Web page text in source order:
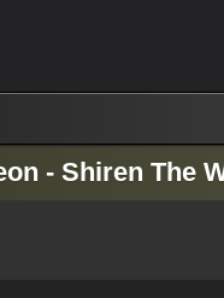
- Shiren The